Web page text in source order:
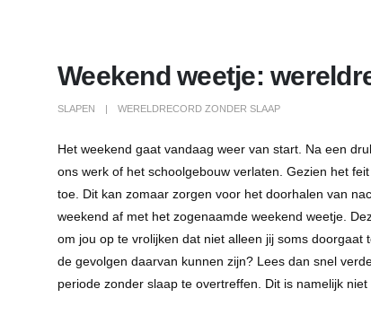
Weekend weetje:
SLAPEN WERELDRECORD ZONDER SLAAP
Het weekend gaat vandaag weer van start. Na een
ons werk of het schoolgebouw verlaten. Gezien het
toe. Dit kan zomaar zorgen voor het doorhalen van
weekend af met het zogenaamde weekend weetje.
om jou op te vrolijken dat niet alleen jij soms
de gevolgen daarvan kunnen zijn? Lees dan snel
periode zonder slaap te overtreffen. Dit is namelijk niet